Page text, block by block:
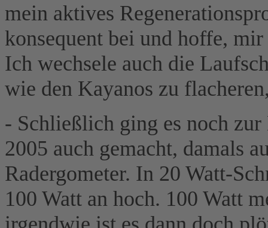
mein aktives
konsequent bei und hoffe,
Ich wechsele auch die
wie den Kayanos zu
- Schließlich ging es noch
2005 auch gemacht, damals
Radergometer. In 20 Watt-
100 Watt an hoch. 100 Watt